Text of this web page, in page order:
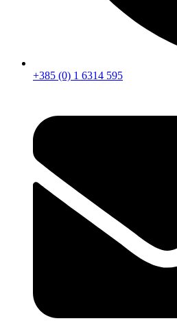
+385 (0) 1 6314 595